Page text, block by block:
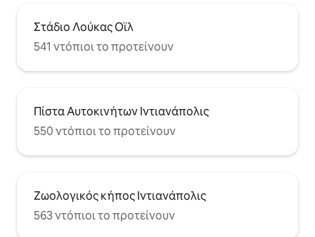
Στάδιο Λούκας Οϊλ
541 ντόπιοι το προτείνουν
Πίστα Αυτοκινήτων Ιντιανάπολις
550 ντόπιοι το προτείνουν
Ζωολογικός κήπος Ιντιανάπολις
563 ντόπιοι το προτείνουν